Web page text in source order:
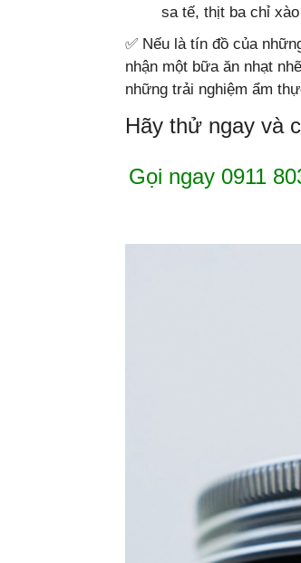
sa tế, thịt ba chỉ
✅ Nếu là tín đồ của
nhận một bữa ăn nhạt
những trải nghiệm ẩm
Hãy thử ngay và
Gọi ngay 0911